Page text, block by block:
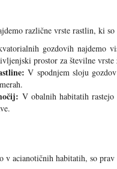
različne vrste rastlin, ki
gozdovih najdemo
prostor za številne
V spodnjem sloju
V obalnih habitatih
v acianotičnih habitatih, so